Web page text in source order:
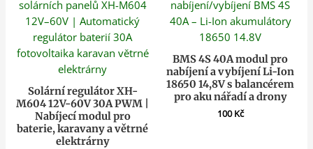
Solární regulátor XH-
M604 12V-60V 30A PWM |
Nabíjecí modul pro
baterie, karavany a větrné
elektrárny
BMS 4S 40A modul pro
nabíjení a vybíjení Li-Ion
18650 14,8V s balancérem
pro aku nářadí a drony
100Kč